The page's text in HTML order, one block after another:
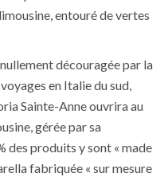
entouré de vertes
découragée par la
en Italie du sud,
Sainte-Anne ouvrira au
gérée par sa
des produits y sont « made
fabriquée « sur mesure